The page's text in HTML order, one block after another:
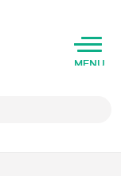
MENU